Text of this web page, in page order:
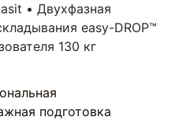
• Двухфазная
easy-DROP™
130 кг
подготовка